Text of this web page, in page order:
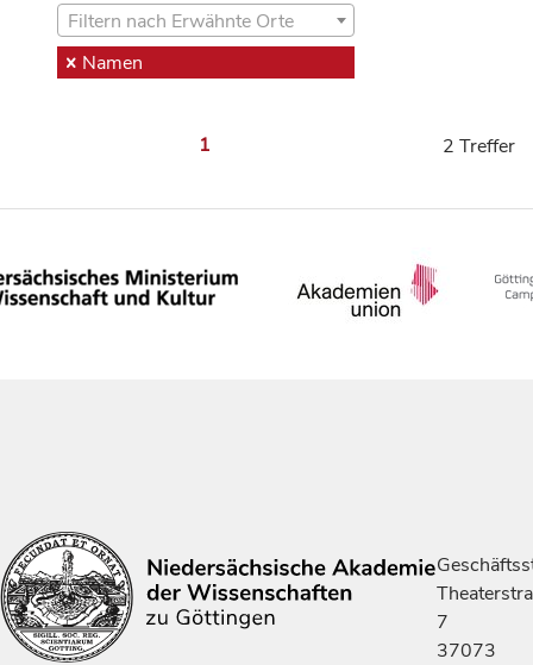
Filtern nach Erwähnte Orte
Namen
1 2 Treffer
7
37073